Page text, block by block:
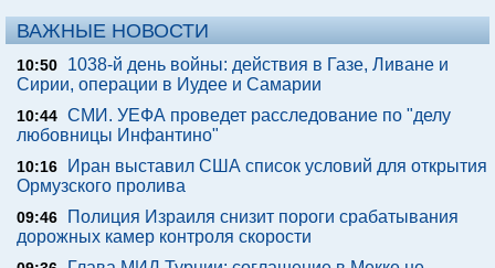
ВАЖНЫЕ НОВОСТИ
10:50
1038-й день войны: действия в Газе, Ливане и
Сирии, операции в Иудее и Самарии
10:44 СМИ. УЕФА проведет расследование по "делу
любовницы Инфантино"
10:16
Иран выставил США список условий для открытия
Ормузского пролива
09:46
Полиция Израиля снизит пороги срабатывания
дорожных камер контроля скорости